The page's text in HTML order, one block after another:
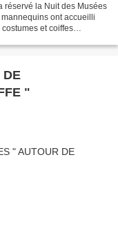
réservé la Nuit des Musées
ont accueilli
et coiffes
DE
"